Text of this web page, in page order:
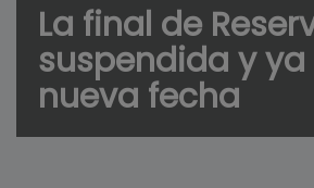
La final de
suspendida y
nueva fecha